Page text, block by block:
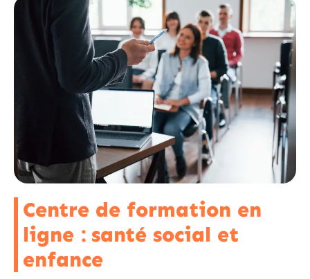
Centre de formation en
ligne : santé social et
enfance